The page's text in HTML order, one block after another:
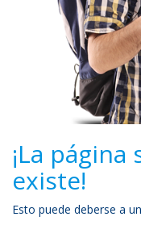
¡La
existe!
Esto puede deberse a